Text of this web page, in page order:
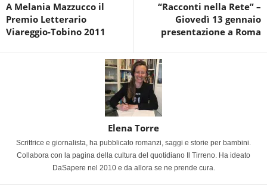
A Melania Mazzucco il
Premio Letterario
Viareggio-Tobino 2011
“Racconti nella Rete” –
Giovedì 13 gennaio
presentazione a Roma
Elena Torre
Scrittrice e giornalista, ha pubblicato romanzi, saggi e storie per bambini.
Collabora con la pagina della cultura del quotidiano Il Tirreno. Ha ideato
DaSapere nel 2010 e da allora se ne prende cura.